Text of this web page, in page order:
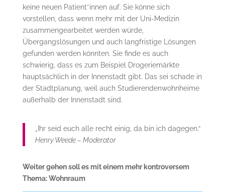
keine neuen Patient*innen auf. Sie könne sich
vorstellen, dass wenn mehr mit der Uni-Medizin
zusammengearbeitet werden würde,
Übergangslösungen und auch langfristige Lösungen
gefunden werden könnten. Sie finde es auch
schwierig, dass es zum Beispiel Drogeriemärkte
hauptsächlich in der Innenstadt gibt. Das sei schade in
der Stadtplanung, weil auch Studierendenwohnheime
außerhalb der Innenstadt sind.
„Ihr seid euch alle recht einig, da bin ich dagegen.“
Henry Weede – Moderator
Weiter gehen soll es mit einem mehr kontroversem
Thema: Wohnraum